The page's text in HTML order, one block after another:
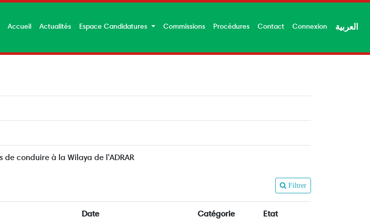
Accueil Actualités Espace Candidatures Commissions Procédures Contact Connexion العربية
de conduire à la Wilaya de l'ADRAR
Filtrer
Date Catégorie Etat